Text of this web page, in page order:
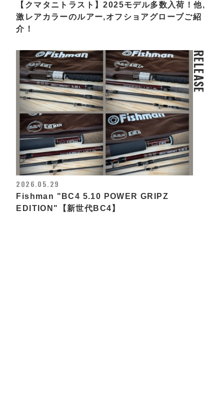
【クマタニトラスト】2025モデル多数入荷！他,
激レアカラーのルアー,オフショアグローブご紹
介！
RELEASE
2026.05.29
Fishman "BC4 5.10 POWER GRIPZ
EDITION"【新世代BC4】